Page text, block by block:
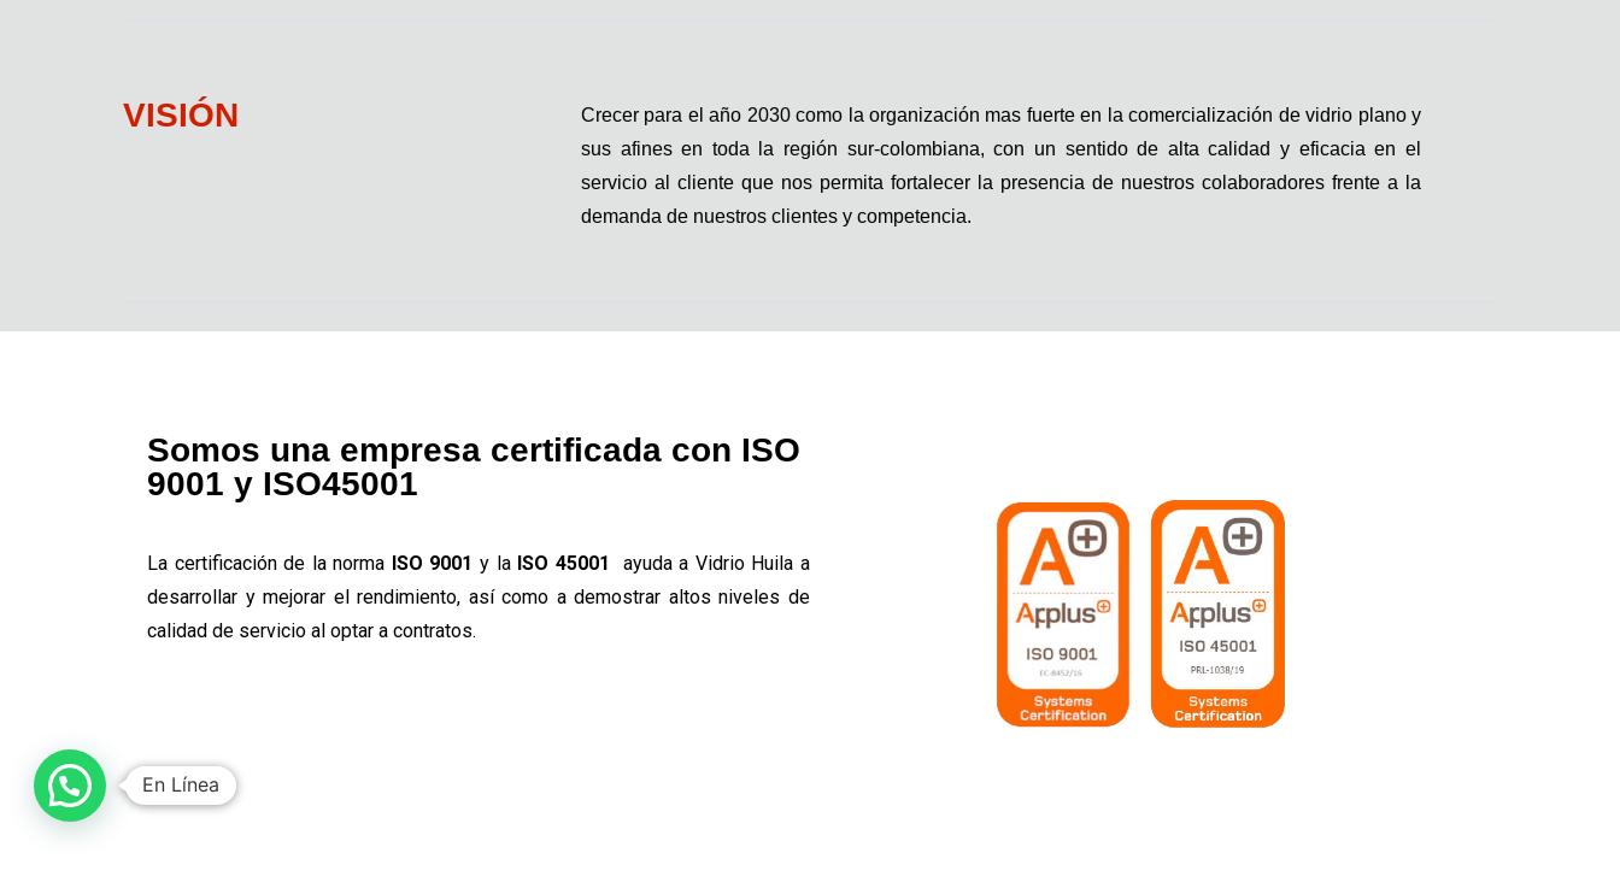
VISIÓN
Crecer para el año 2030 como la organización mas fuerte en la comercialización de vidrio plano y
sus afines en toda la región sur-colombiana, con un sentido de alta calidad y eficacia en el
servicio al cliente que nos permita fortalecer la presencia de nuestros colaboradores frente a la
demanda de nuestros clientes y competencia.
Somos una empresa certificada con ISO
9001 y ISO45001
La certificación de la norma ISO 9001 y laISO 45001
ayuda a Vidrio Huila a
desarrollar y mejorar el rendimiento, así como a demostrar altos niveles de
calidad de servicio al optar a contratos.
En Línea